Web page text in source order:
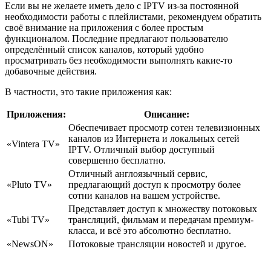
Если вы не желаете иметь дело с IPTV из-за постоянной
необходимости работы с плейлистами, рекомендуем обратить
своё внимание на приложения с более простым
функционалом. Последние предлагают пользователю
определённый список каналов, который удобно
просматривать без необходимости выполнять какие-то
добавочные действия.
В частности, это такие приложения как:
Приложения: Описание:
«Vintera TV»
Обеспечивает просмотр сотен телевизионных
каналов из Интернета и локальных сетей
IPTV. Отличный выбор доступный
совершенно бесплатно.
«Pluto TV»
Отличный англоязычный сервис,
предлагающий доступ к просмотру более
сотни каналов на вашем устройстве.
«Tubi TV»
Представляет доступ к множеству потоковых
трансляций, фильмам и передачам премиум-
класса, и всё это абсолютно бесплатно.
«NewsON»
Потоковые трансляции новостей и другое.